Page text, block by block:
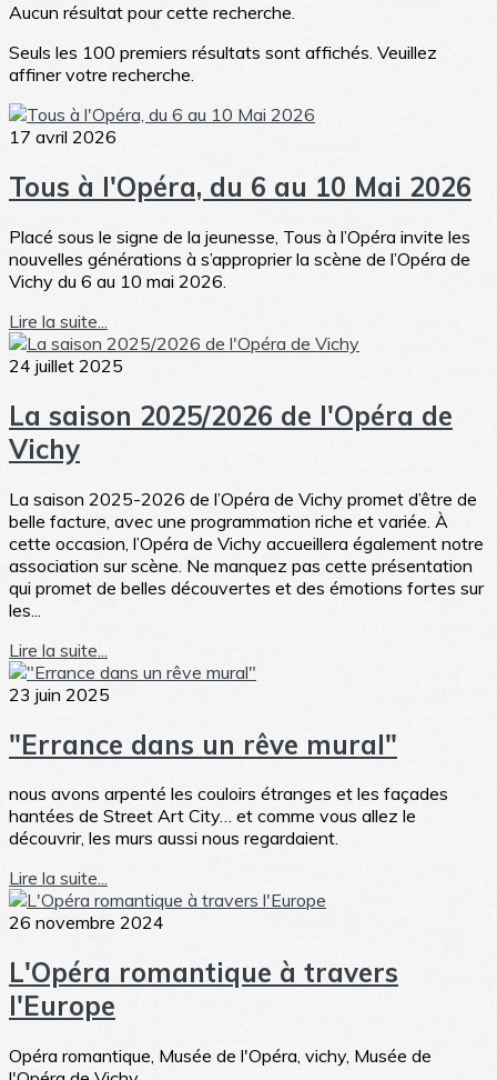
Aucun résultat pour cette recherche.
Seuls les 100 premiers résultats sont affichés. Veuillez
affiner votre recherche.
17 avril 2026
Tous à l'Opéra, du 6 au 10 Mai 2026
Placé sous le signe de la jeunesse, Tous à l’Opéra invite les
nouvelles générations à s’approprier la scène de l’Opéra de
Vichy du 6 au 10 mai 2026.
Lire la suite...
24 juillet 2025
La saison 2025/2026 de l'Opéra de
Vichy
La saison 2025-2026 de l’Opéra de Vichy promet d’être de
belle facture, avec une programmation riche et variée. À
cette occasion, l’Opéra de Vichy accueillera également notre
association sur scène. Ne manquez pas cette présentation
qui promet de belles découvertes et des émotions fortes sur
les...
Lire la suite...
23 juin 2025
"Errance dans un rêve mural"
nous avons arpenté les couloirs étranges et les façades
hantées de Street Art City… et comme vous allez le
découvrir, les murs aussi nous regardaient.
Lire la suite...
26 novembre 2024
L'Opéra romantique à travers
l'Europe
Opéra romantique, Musée de l'Opéra, vichy, Musée de